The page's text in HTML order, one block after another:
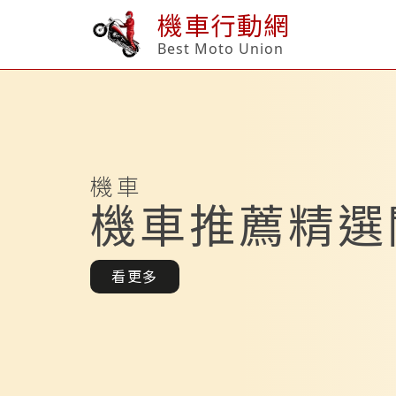
機車行動網
Best Moto Union
機車
機車推薦精
看更多